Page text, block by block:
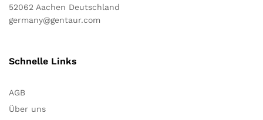
52062 Aachen Deutschland
germany@gentaur.com
Schnelle Links
AGB
Über uns